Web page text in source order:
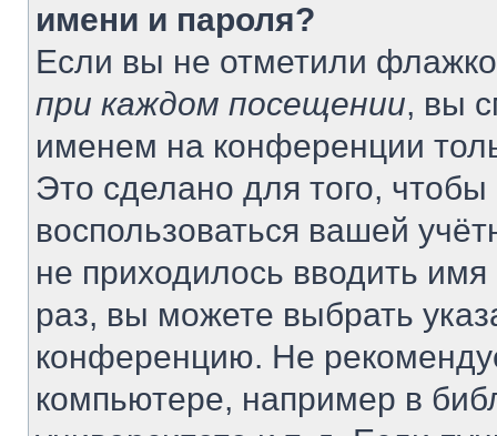
имени и пароля?
Если вы не отметили
при каждом посещении, вы
именем на конференции
Это сделано для того, чтобы
воспользоваться вашей
не приходилось вводить
раз, вы можете выбрать
конференцию. Не
компьютере, например в